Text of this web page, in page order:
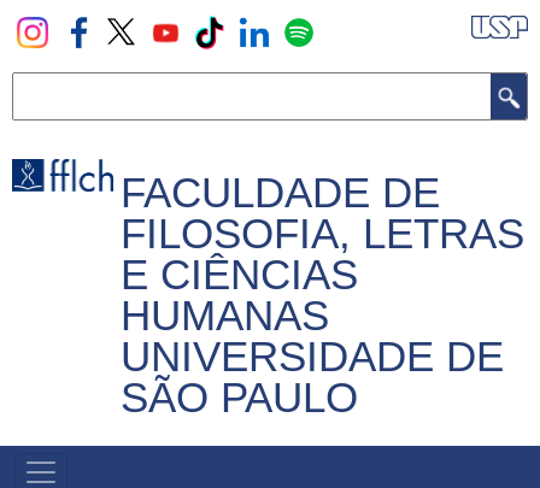
Pular
para
principal
FACULDADE DE
FILOSOFIA, LETRAS
E CIÊNCIAS
HUMANAS
UNIVERSIDADE DE
SÃO PAULO
NAVEGADOR